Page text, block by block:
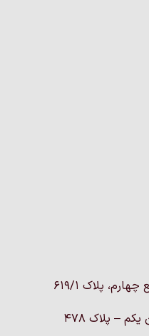
پلاک 619/1
– پلاک ۴۷۸